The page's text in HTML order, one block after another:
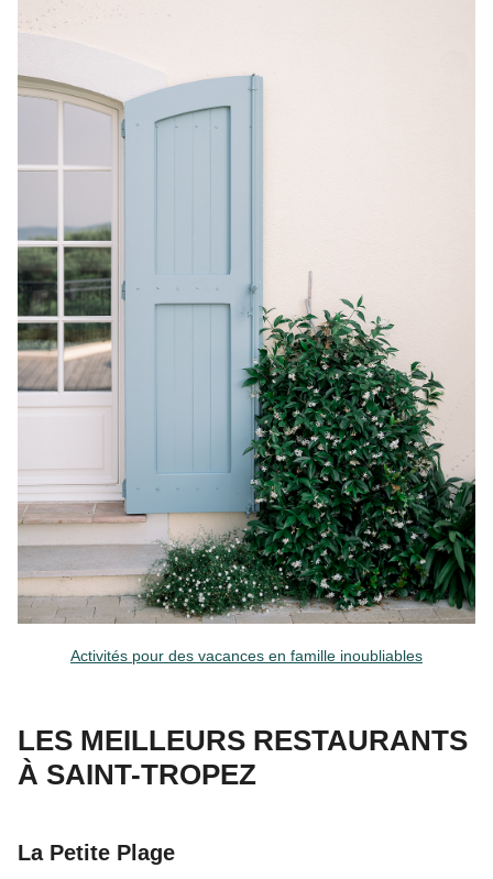
Activités pour des vacances en famille inoubliables
LES MEILLEURS RESTAURANTS
À SAINT-TROPEZ
La Petite Plage